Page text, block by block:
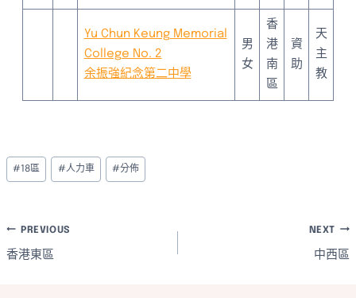
Yu Chun Keung Memorial
College No. 2
余振強紀念第二中學
男
女
香
港
南
區
資
助
天
主
教
Post
Tags:
#18區 #人力車 #分佈
文
章
PREVIOUS
香港東區
NEXT
中西區